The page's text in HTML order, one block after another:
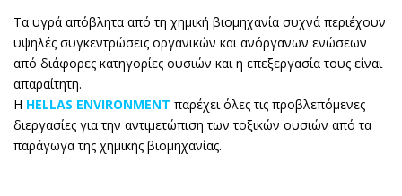
Τα υγρά απόβλητα από τη χημική βιομηχανία συχνά περιέχουν
υψηλές συγκεντρώσεις οργανικών και ανόργανων ενώσεων
από διάφορες κατηγορίες ουσιών και η επεξεργασία τους είναι
απαραίτητη.
Η HELLAS ENVIRONMENT παρέχει όλες τις προβλεπόμενες
διεργασίες για την αντιμετώπιση των τοξικών ουσιών από τα
παράγωγα της χημικής βιομηχανίας.